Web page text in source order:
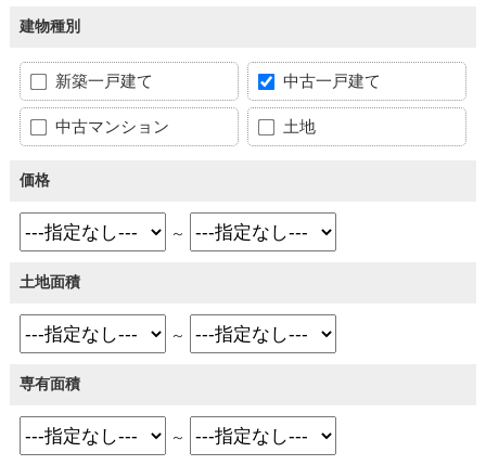
建物種別
新築一戸建て 中古一戸建て
中古マンション 土地
価格
～
土地面積
～
専有面積
～